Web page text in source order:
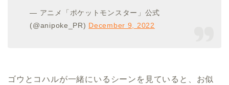
— アニメ「ポケットモンスター」公式
(@anipoke_PR) December 9, 2022
ゴウとコハルが一緒にいるシーンを見ていると、お似